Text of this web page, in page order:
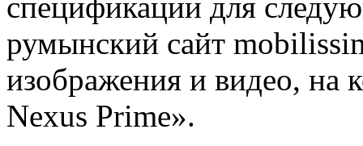
румынский сайт
изображения и видео, на
Nexus Prime».